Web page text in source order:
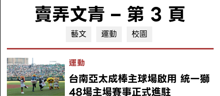
賣弄文青 – 第 3 頁
藝文 運動 校園
運動
台南亞太成棒主球場啟用 統一獅
48場主場賽事正式進駐